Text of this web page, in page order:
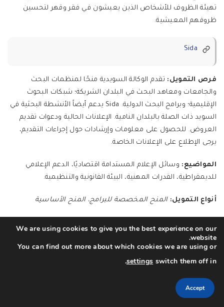
تهيئة الظروف للأشخاص الذين يعيشون في فقر وقهر لتحسين
ظروفهم المعيشية.
Sida
فرص التمويل: تقدم الوكالة السويدية منحًا لمنظمات البحث
والجامعات ومعاهد البحث في البلدان الشريكة؛ شبكات البحوث
الإقليمية؛ وبرامج البحث الدولية. Sida يدعم أيضاً الأنشطة البحثية في
السويد ذات الصلة بالبلدان النامية. الإعلانات الحالية ودعوات تقديم
العروض. للحصول على معلومات وإرشادات حول إجراءات التقديم،
يرجى الإطلاع على الإعلانات الخاصة.
المواضيع: وسائل الإعلام المستدامة اقتصاديًا، الدعم الإعلامي
للديمقراطية، القدرات المهنية، البيئة القانونية والتنظيمية.
أنواع التمويل: المنح المخصصة للبرامج، المنح الأساسية
في 2016)
عرض ملف المانح على موقع CIMA الإلكتروني
(آخر تحديث في مارس/
آذار 2018)
We are using cookies to give you the best experience on our
website.
You can find out more about which cookies we are using or
switch them off in
settings
.
Accept